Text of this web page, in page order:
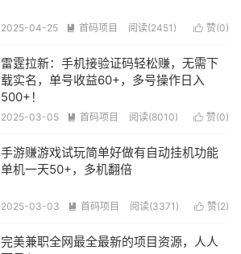
 赞(0)
2025-04-25  首码项目 阅读(2451)
雷霆拉新：手机接验证码轻松赚，无需下
载实名，单号收益60+，多号操作日入
500+！
 赞(0)
2025-03-05  首码项目 阅读(8010)
手游赚游戏试玩简单好做有自动挂机功能
单机一天50+，多机翻倍
 赞(2)
2025-03-03  首码项目 阅读(3371)
完美兼职全网最全最新的项目资源，人人